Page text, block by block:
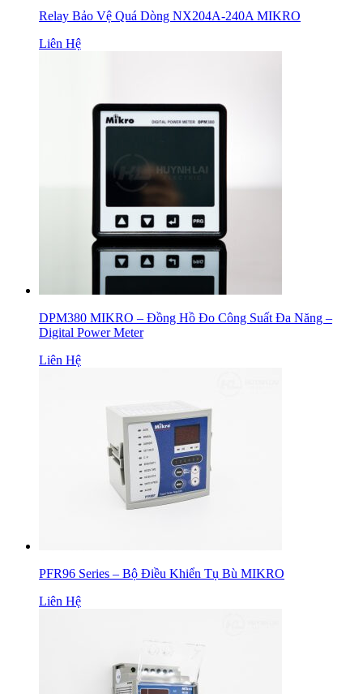
Relay Bảo Vệ Quá Dòng NX204A-240A MIKRO
Liên Hệ
DPM380 MIKRO – Đồng Hồ Đo Công Suất Đa Năng –
Digital Power Meter
Liên Hệ
PFR96 Series – Bộ Điều Khiển Tụ Bù MIKRO
Liên Hệ